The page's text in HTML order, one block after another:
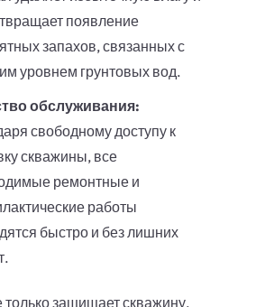
появление
запахов, связанных с
уровнем грунтовых вод.
обслуживания:
свободному доступу к
скважины, все
ремонтные и
работы
быстро и без лишних
только защищает скважину,